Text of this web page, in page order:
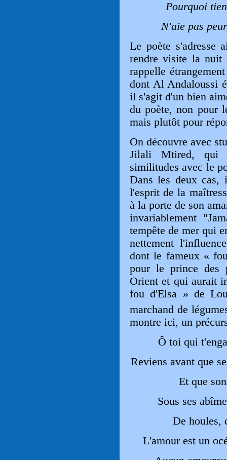
Pourquoi
N'aie pas
Le poète s'adresse
rendre visite la nuit
rappelle
dont Al Andaloussi
il s'agit d'un bien
du poète, non pour
mais plutôt pour
On découvre avec
Jilali Mtired, qui
similitudes avec le
Dans les deux cas,
l'esprit de la
à la porte de son
invariablement
tempête de mer qui
nettement
dont le fameux «
pour le prince des
Orient et qui aurait
fou d'Elsa » de
marchand de
montre ici, un
Ô toi qui
Reviens avant que
Et que
Sous ses
De houles,
L'amour est un